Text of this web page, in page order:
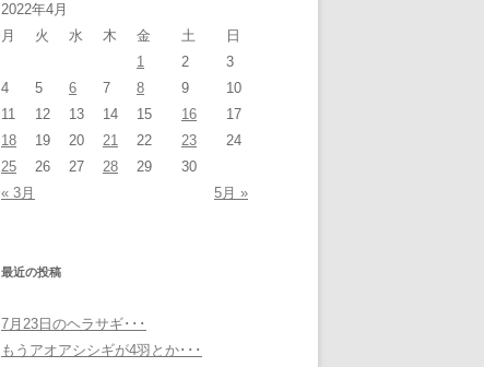
2022年4月
月
火 水 木 金 土 日
« 3月 5月 »
1 2
3
4
5 6 7 8 9
10
11
12 13 14 15 16
17
18
19 20 21 22 23
24
25
26 27 28 29 30
最近の投稿
7月23日のヘラサギ･･･
もうアオアシシギが4羽とか･･･